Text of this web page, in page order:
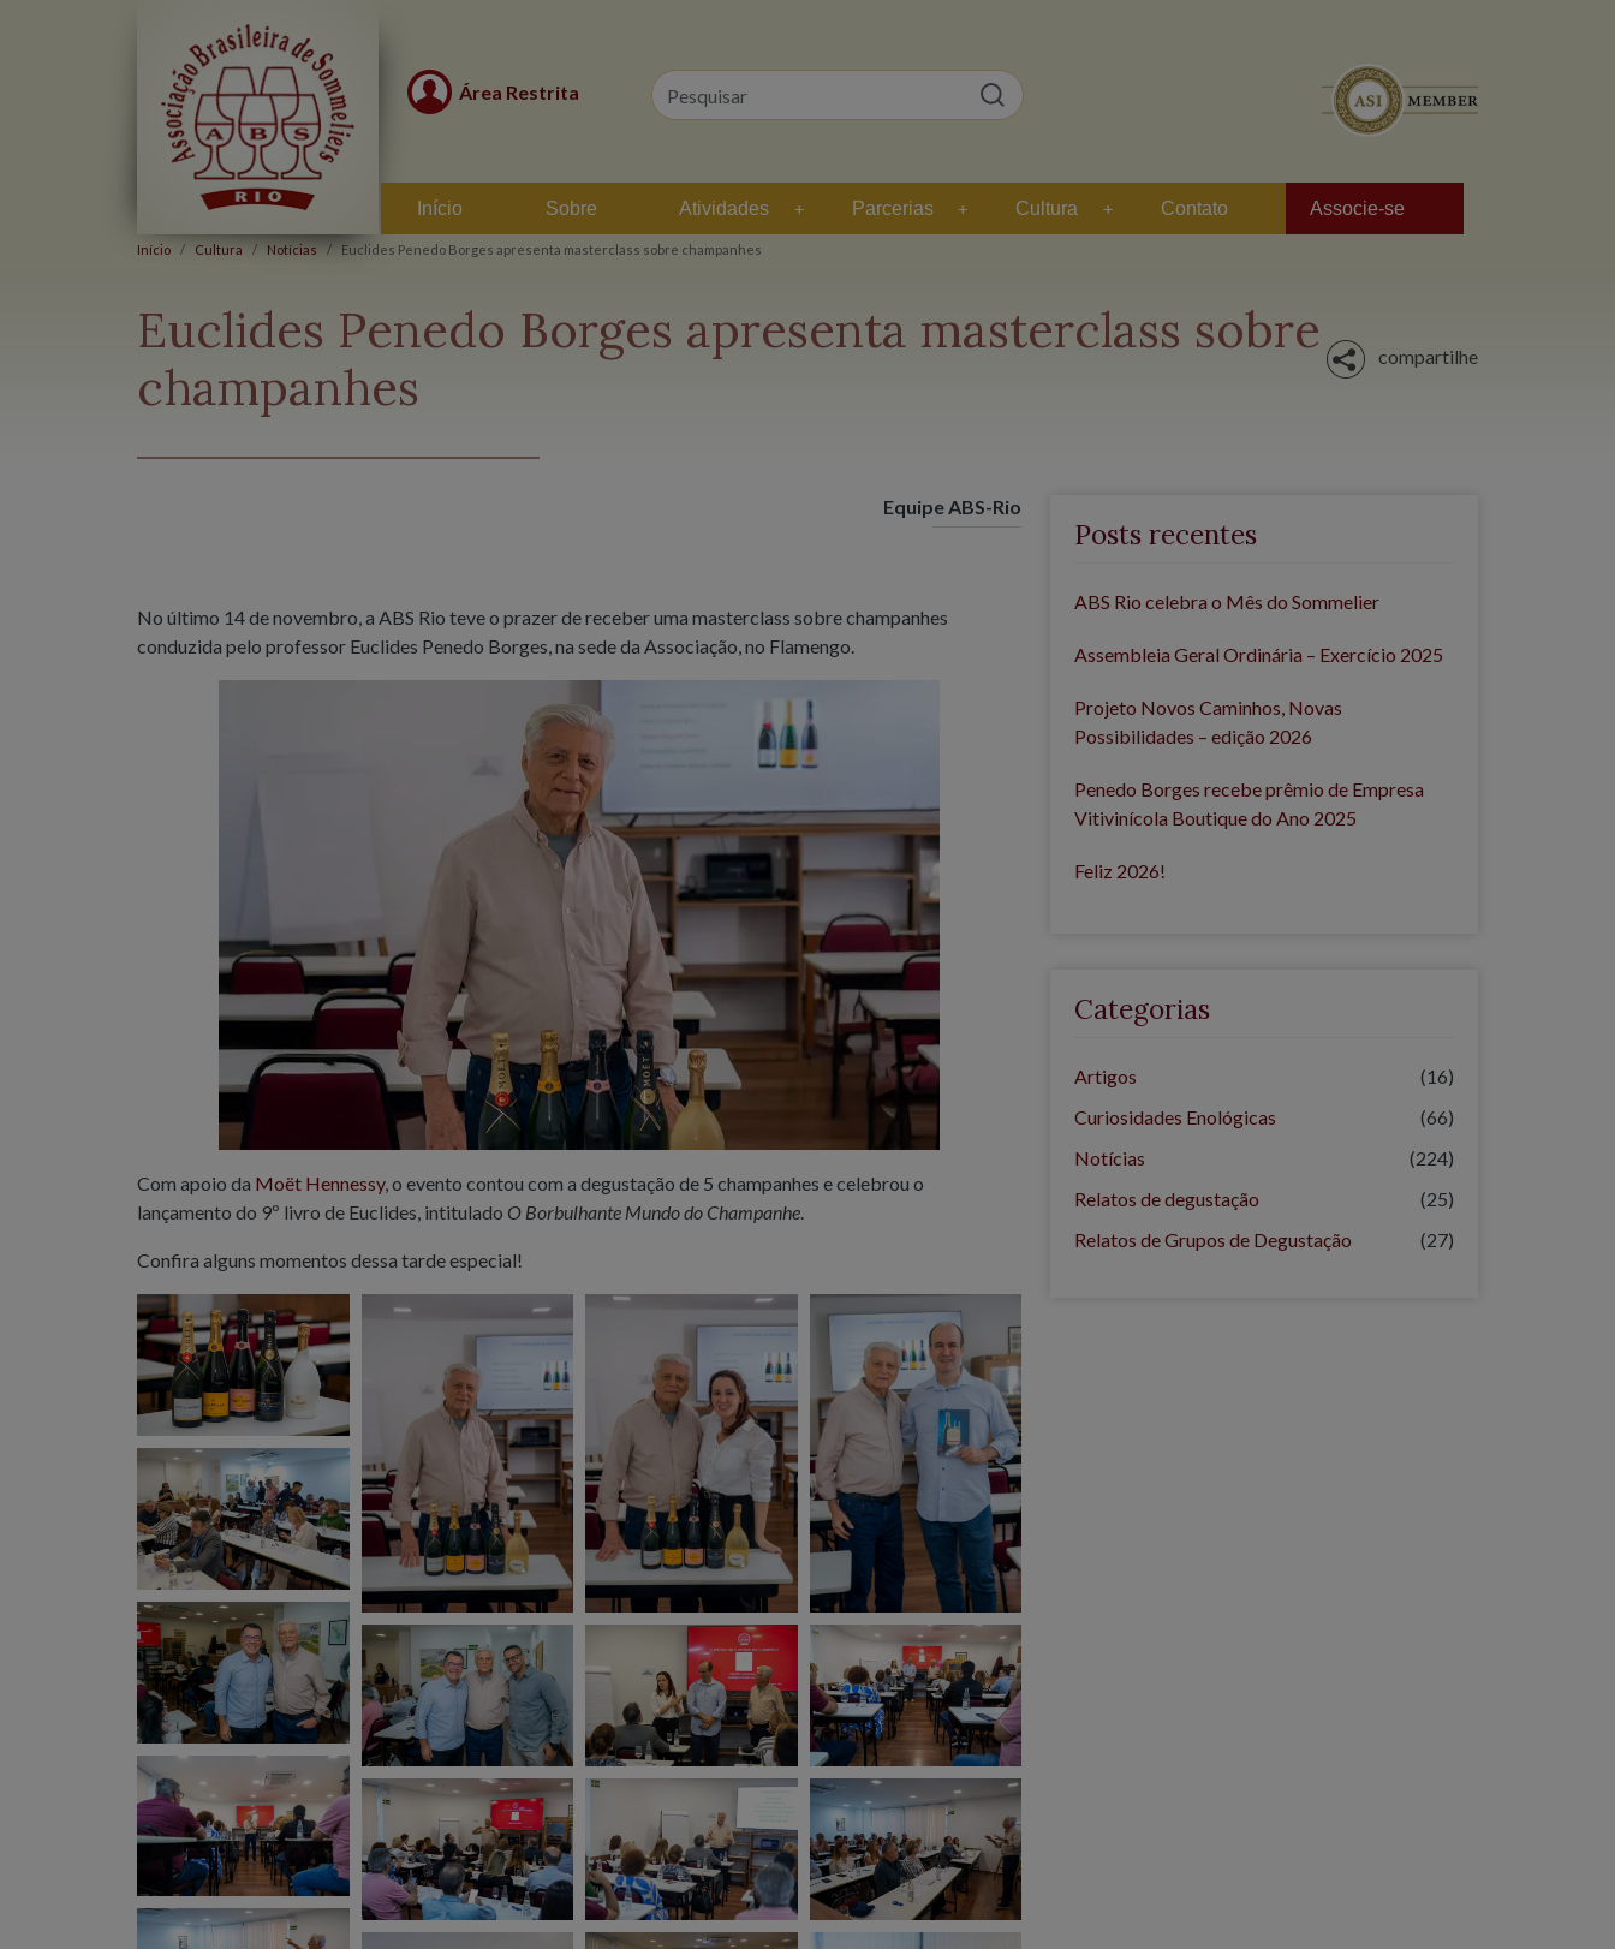
Área Restrita
Início Sobre Atividades Parcerias Cultura Contato Associe-se
Início Cultura Notícias Euclides Penedo Borges apresenta masterclass sobre champanhes
compartilhe
Euclides Penedo Borges apresenta masterclass sobre
champanhes
Equipe ABS-Rio
No último 14 de novembro, a ABS Rio teve o prazer de receber uma masterclass sobre champanhes
conduzida pelo professor Euclides Penedo Borges, na sede da Associação, no Flamengo.
Com apoio da Moët Hennessy, o evento contou com a degustação de 5 champanhes e celebrou o
lançamento do 9º livro de Euclides, intitulado O Borbulhante Mundo do Champanhe.
Confira alguns momentos dessa tarde especial!
Posts recentes
ABS Rio celebra o Mês do Sommelier
Assembleia Geral Ordinária – Exercício 2025
Projeto Novos Caminhos, Novas
Possibilidades – edição 2026
Penedo Borges recebe prêmio de Empresa
Vitivinícola Boutique do Ano 2025
Feliz 2026!
Categorias
Artigos
(16)
Curiosidades Enológicas
(66)
Notícias
(224)
Relatos de degustação
(25)
Relatos de Grupos de Degustação
(27)